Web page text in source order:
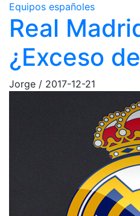
Equipos españoles
Real
¿Exceso
Jorge / 2017-12-21